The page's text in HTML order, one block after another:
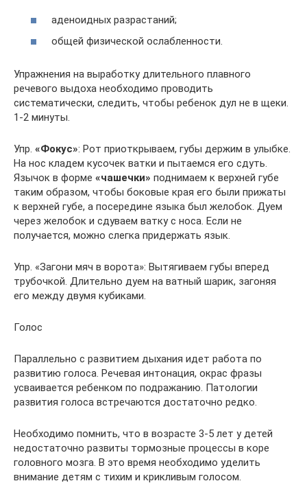
аденоидных разрастаний;
общей физической ослабленности.
Упражнения на выработку длительного плавного
речевого выдоха необходимо проводить
систематически, следить, чтобы ребенок дул не в щеки.
1-2 минуты.
Упр. «Фокус»: Рот приоткрываем, губы держим в улыбке.
На нос кладем кусочек ватки и пытаемся его сдуть.
Язычок в форме «чашечки» поднимаем к верхней губе
таким образом, чтобы боковые края его были прижаты
к верхней губе, а посередине языка был желобок. Дуем
через желобок и сдуваем ватку с носа. Если не
получается, можно слегка придержать язык.
Упр. «Загони мяч в ворота»: Вытягиваем губы вперед
трубочкой. Длительно дуем на ватный шарик, загоняя
его между двумя кубиками.
Голос
Параллельно с развитием дыхания идет работа по
развитию голоса. Речевая интонация, окрас фразы
усваивается ребенком по подражанию. Патологии
развития голоса встречаются достаточно редко.
Необходимо помнить, что в возрасте 3-5 лет у детей
недостаточно развиты тормозные процессы в коре
головного мозга. В это время необходимо уделить
внимание детям с тихим и крикливым голосом.